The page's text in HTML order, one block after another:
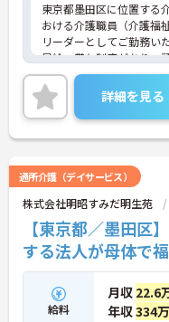
東京都墨田区に位置する
おける介護職員（介護福
リーダーとしてご勤務い
昇給・賞与制度があり、
る環境です。また、福利
きやすい環境が整ってお
ただけます。
ご興味のある方には、面
に詳細をご案内しますの
詳細を見る
通所介護（デイサービス）
株式会社明昭すみだ明生苑
【東京都／墨田
する法人が母体で
給料
月収 22.6
年収334